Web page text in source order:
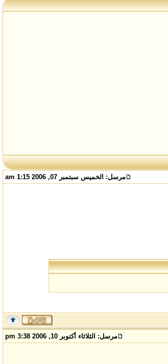
مرسل: الخميس سبتمبر 07, 2006 1:15 am
مرسل: الثلاثاء أكتوبر 10, 2006 3:38 pm